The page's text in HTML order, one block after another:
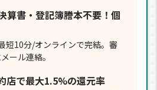
算書・登記簿謄本不要！個
短10分/オンラインで完結。審
ール連絡。
店で最大1.5%の還元率